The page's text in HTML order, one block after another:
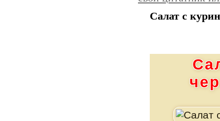
Салат с